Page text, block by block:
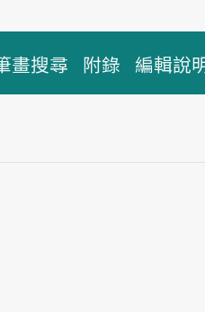
畫搜尋 附錄 編輯說